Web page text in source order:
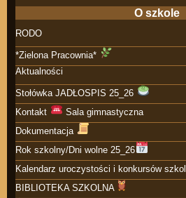
O szkole
RODO
*Zielona Pracownia*
Aktualności
Stołówka JADŁOSPIS 25_26
Kontakt
Sala gimnastyczna
Dokumentacja
Rok szkolny/Dni wolne 25_26
Kalendarz uroczystości i konkursów
BIBLIOTEKA SZKOLNA